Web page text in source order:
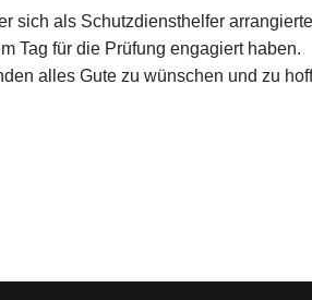
sich als Schutzdiensthelfer
Tag für die Prüfung engagiert haben.
alles Gute zu wünschen und zu